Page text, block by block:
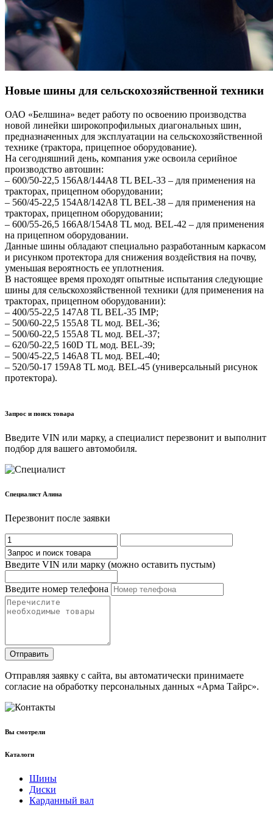
Новые шины для сельскохозяйственной техники
ОАО «Белшина» ведет работу по освоению производства
новой линейки широкопрофильных диагональных шин,
предназначенных для эксплуатации на сельскохозяйственной
технике (трактора, прицепное оборудование).
На сегодняшний день, компания уже освоила серийное
производство автошин:
– 600/50-22,5 156А8/144А8 TL BEL-33 – для применения на
тракторах, прицепном оборудовании;
– 560/45-22,5 154A8/142А8 TL BEL-38 – для применения на
тракторах, прицепном оборудовании;
– 600/55-26,5 166A8/154А8 TL мод. BEL-42 – для применения
на прицепном оборудовании.
Данные шины обладают специально разработанным каркасом
и рисунком протектора для снижения воздействия на почву,
уменьшая вероятность ее уплотнения.
В настоящее время проходят опытные испытания следующие
шины для сельскохозяйственной техники (для применения на
тракторах, прицепном оборудовании):
– 400/55-22,5 147A8 TL BEL-35 IMP;
– 500/60-22,5 155А8 TL мод. BEL-36;
– 500/60-22,5 155А8 TL мод. BEL-37;
– 620/50-22,5 160D TL мод. BEL-39;
– 500/45-22,5 146A8 TL мод. BEL-40;
– 520/50-17 159A8 TL мод. BEL-45 (универсальный рисунок
протектора).
Запрос и поиск товара
Введите VIN или марку, а специалист перезвонит и выполнит
подбор для вашего автомобиля.
Cпециалист Алина
Перезвонит после заявки
Введите VIN или марку (можно оставить пустым)
Введите номер телефона
Отправить
Отправляя заявку с сайта, вы автоматически принимаете
согласие на обработку персональных данных «Арма Тайрс».
Вы смотрели
Каталоги
Шины
Диски
Карданный вал